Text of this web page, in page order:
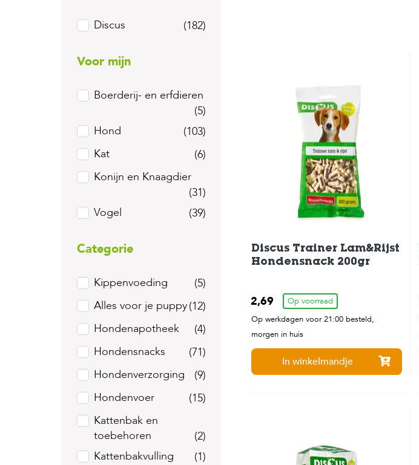
Discus (182)
Voor mijn
Boerderij- en erfdieren
(5)
Hond
(103)
Kat
(6)
Konijn en Knaagdier
(31)
Vogel
(39)
Categorie
Kippenvoeding
(5)
Alles voor je puppy(12)
Hondenapotheek
(4)
Hondensnacks
(71)
Hondenverzorging
(9)
Hondenvoer
(15)
Kattenbak en
toebehoren
(2)
Kattenbakvulling
(1)
Discus Trainer Lam&Rijst
Hondensnack 200gr
2,69
Op voorraad
Op werkdagen voor 21:00 besteld,
morgen in huis
In winkelmandje